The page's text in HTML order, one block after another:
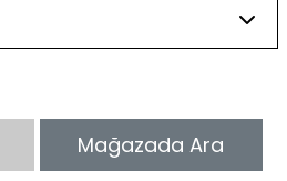
Mağazada Ara